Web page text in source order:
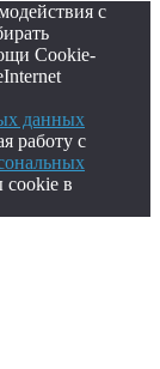
с
Cookie-
данных
работу с
cookie в